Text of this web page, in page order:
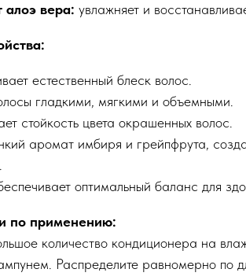
алоэ вера: увлажняет и
естественный блеск волос.
гладкими, мягкими и объемными.
стойкость цвета окрашенных волос.
аромат имбиря и грейпфрута,
оптимальный баланс для
по применению:
количество кондиционера на
Распределите равномерно по